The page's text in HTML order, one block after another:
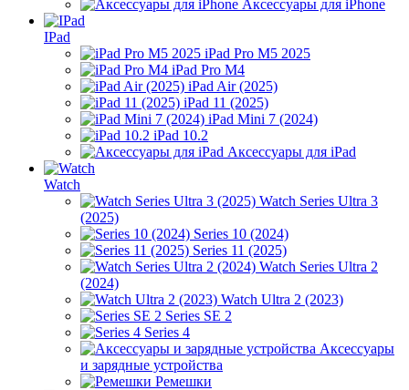
Аксессуары для iPhone
IPad
iPad Pro M5 2025
iPad Pro M4
iPad Air (2025)
iPad 11 (2025)
iPad Mini 7 (2024)
iPad 10.2
Аксессуары для iPad
Watch
Watch Series Ultra 3
(2025)
Series 10 (2024)
Series 11 (2025)
Watch Series Ultra 2
(2024)
Watch Ultra 2 (2023)
Series SE 2
Series 4
Аксессуары
и зарядные устройства
Ремешки